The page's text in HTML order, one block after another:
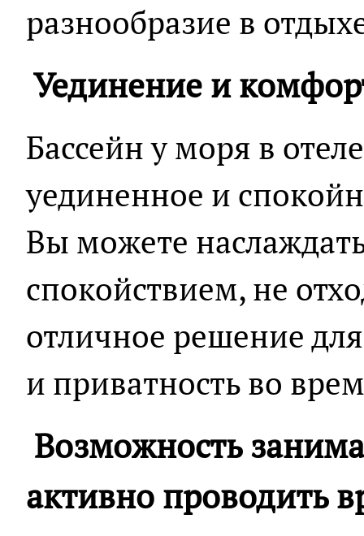
разнообразие в
Уединение и
Бассейн у моря в
уединенное и
Вы можете
спокойствием, не
отличное решение
и приватность во
Возможность
активно проводить